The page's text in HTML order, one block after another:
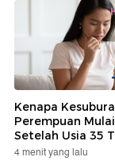
Kenapa
Perempuan
Setelah Usia 35
4 menit yang lalu